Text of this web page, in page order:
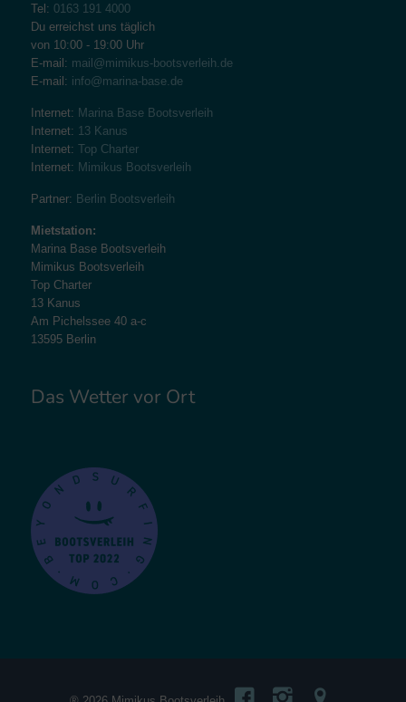
Tel: 0163 191 4000
Du erreichst uns täglich
von 10:00 - 19:00 Uhr
E-mail: mail@mimikus-bootsverleih.de
E-mail: info@marina-base.de
Internet: Marina Base Bootsverleih
Internet: 13 Kanus
Internet: Top Charter
Internet: Mimikus Bootsverleih
Partner: Berlin Bootsverleih
Mietstation:
Marina Base Bootsverleih
Mimikus Bootsverleih
Top Charter
13 Kanus
Am Pichelssee 40 a-c
13595 Berlin
Das Wetter vor Ort